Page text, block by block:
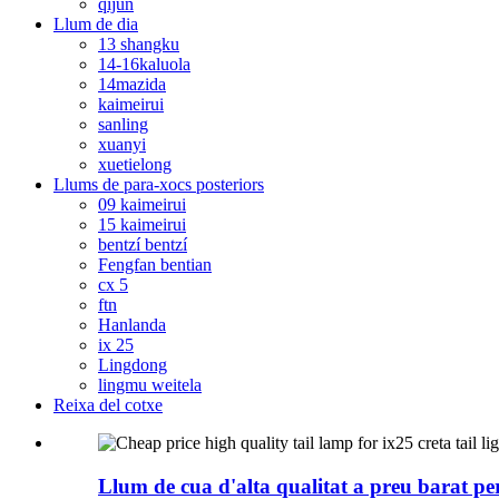
Llum de dia
13 shangku
14-16kaluola
14mazida
kaimeirui
sanling
xuanyi
xuetielong
Llums de para-xocs posteriors
09 kaimeirui
15 kaimeirui
bentzí bentzí
Fengfan bentian
cx 5
ftn
Hanlanda
ix 25
Lingdong
lingmu weitela
Reixa del cotxe
Llum de cua d'alta qualitat a preu barat